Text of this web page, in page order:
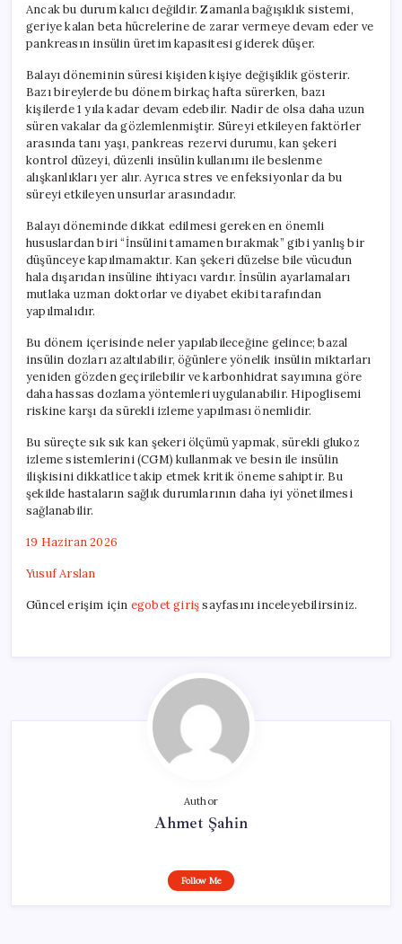
Ancak bu durum kalıcı değildir. Zamanla bağışıklık sistemi,
geriye kalan beta hücrelerine de zarar vermeye devam eder ve
pankreasın insülin üretim kapasitesi giderek düşer.
Balayı döneminin süresi kişiden kişiye değişiklik gösterir.
Bazı bireylerde bu dönem birkaç hafta sürerken, bazı
kişilerde 1 yıla kadar devam edebilir. Nadir de olsa daha uzun
süren vakalar da gözlemlenmiştir. Süreyi etkileyen faktörler
arasında tanı yaşı, pankreas rezervi durumu, kan şekeri
kontrol düzeyi, düzenli insülin kullanımı ile beslenme
alışkanlıkları yer alır. Ayrıca stres ve enfeksiyonlar da bu
süreyi etkileyen unsurlar arasındadır.
Balayı döneminde dikkat edilmesi gereken en önemli
hususlardan biri “İnsülini tamamen bırakmak” gibi yanlış bir
düşünceye kapılmamaktır. Kan şekeri düzelse bile vücudun
hala dışarıdan insüline ihtiyacı vardır. İnsülin ayarlamaları
mutlaka uzman doktorlar ve diyabet ekibi tarafından
yapılmalıdır.
Bu dönem içerisinde neler yapılabileceğine gelince; bazal
insülin dozları azaltılabilir, öğünlere yönelik insülin miktarları
yeniden gözden geçirilebilir ve karbonhidrat sayımına göre
daha hassas dozlama yöntemleri uygulanabilir. Hipoglisemi
riskine karşı da sürekli izleme yapılması önemlidir.
Bu süreçte sık sık kan şekeri ölçümü yapmak, sürekli glukoz
izleme sistemlerini (CGM) kullanmak ve besin ile insülin
ilişkisini dikkatlice takip etmek kritik öneme sahiptir. Bu
şekilde hastaların sağlık durumlarının daha iyi yönetilmesi
sağlanabilir.
19 Haziran 2026
Yusuf Arslan
Güncel erişim için egobet girişsayfasını inceleyebilirsiniz.
Author
Ahmet Şahin
Follow Me